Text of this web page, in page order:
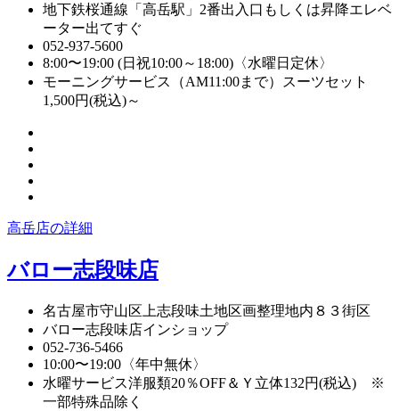
地下鉄桜通線「高岳駅」2番出入口もしくは昇降エレベ
ーター出てすぐ
052-937-5600
8:00〜19:00 (日祝10:00～18:00)〈水曜日定休〉
モーニングサービス（AM11:00まで）スーツセット
1,500円(税込)～
高岳店の詳細
バロー志段味店
名古屋市守山区上志段味土地区画整理地内８３街区
バロー志段味店インショップ
052-736-5466
10:00〜19:00〈年中無休〉
水曜サービス洋服類20％OFF＆Ｙ立体132円(税込) ※
一部特殊品除く